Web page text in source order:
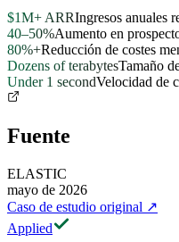
$1M+ ARRIngresos anuales
40–50%Aumento en
80%+Reducción de costes
Dozens of terabytesTamaño
Under 1 secondVelocidad de
Fuente
ELASTIC
mayo de 2026
Caso de estudio original ↗
Applied